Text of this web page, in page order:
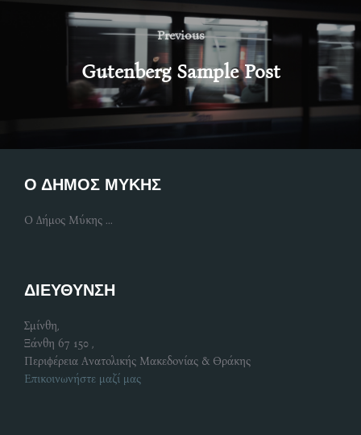
navigation
Previous
Previous
Gutenberg Sample Post
Ο ΔΗΜΟΣ ΜΥΚΗΣ
Ο Δήμος Μύκης ...
ΔΙΕΥΘΥΝΣΗ
Σμίνθη,
Ξάνθη 67 150 ,
Περιφέρεια Ανατολικής Μακεδονίας & Θράκης
Επικοινωνήστε μαζί μας